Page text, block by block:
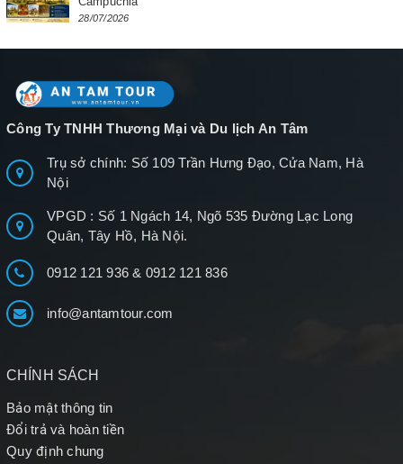
28/07/2026
Công Ty TNHH Thương Mại và Du lịch An Tâm
Trụ sở chính: Số 109 Trần Hưng Đạo, Cửa Nam, Hà
Nội
VPGD : Số 1 Ngách 14, Ngõ 535 Đường Lạc Long
Quân, Tây Hồ, Hà Nội.
0912 121 936& 0912 121 836
info@antamtour.com
CHÍNH SÁCH
Bảo mật thông tin
Đổi trả và hoàn tiền
Quy định chung